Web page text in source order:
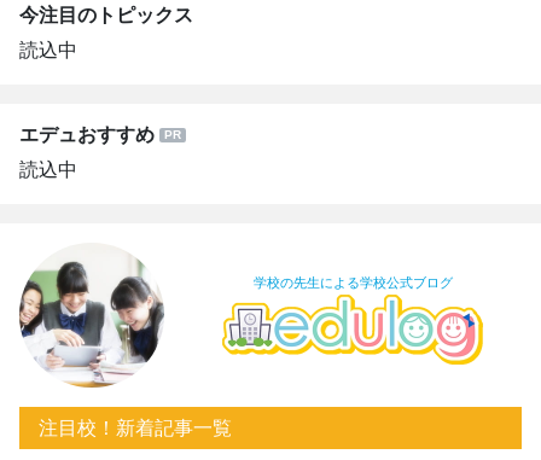
今注目のトピックス
読込中
エデュおすすめ
読込中
学校の先生による学校公式ブログ
注目校！新着記事一覧